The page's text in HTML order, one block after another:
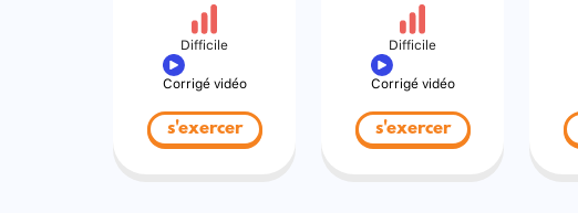
Difficile
Corrigé vidéo
s'exercer
Difficile
Corrigé vidéo
s'exercer